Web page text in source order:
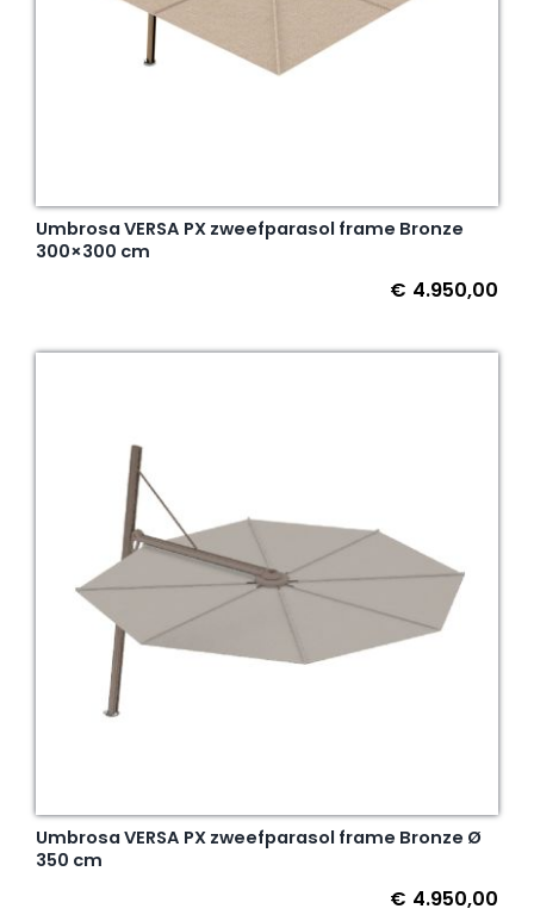
Umbrosa VERSA PX zweefparasol frame Bronze
300×300 cm
€ 4.950,00
Umbrosa VERSA PX zweefparasol frame Bronze Ø
350 cm
€ 4.950,00